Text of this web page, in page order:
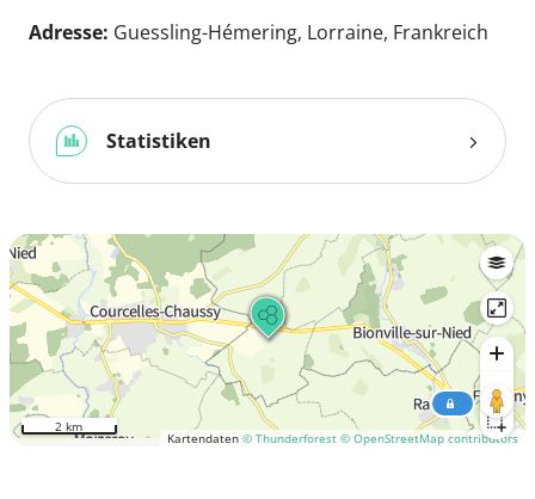
Adresse: Guessling-Hémering, Lorraine, Frankreich
Statistiken
Kartendaten © Thunderforest © OpenStreetMap contributors
2 km